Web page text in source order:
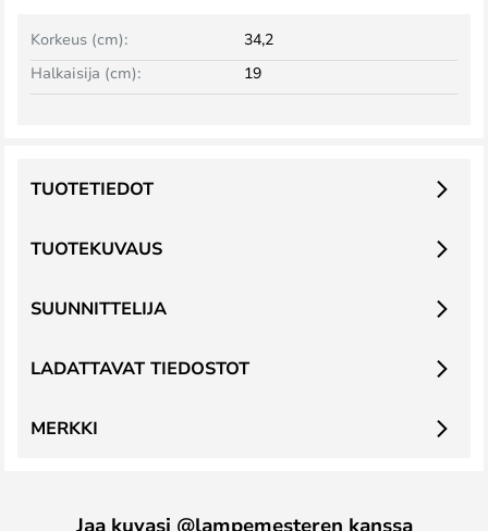
Korkeus (cm):
34,2
Halkaisija (cm):
19
TUOTEKUVAUS
TUOTETIEDOT
SUUNNITTELIJA
LADATTAVAT TIEDOSTOT
MERKKI
Jaa kuvasi @lampemesteren kanssa